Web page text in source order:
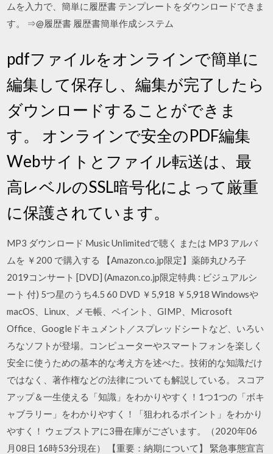
ムを入力で、簡単に履歴書 テンプレートをダウンロードできま
す。 ⇒@履歴書 履歴書簡単作成システム
pdfファイルをオンラインで簡単に
編集して保存し、編集が完了したら
ダウンロードすることができま
す。 オンラインで安全のPDF編集
Webサイトとファイル転送は、最
高レベルのSSL暗号化によって厳重
に保護されています。
MP3 ダウンロード Music Unlimitedで聴く または MP3 アルバ
ムを ￥200 で購入する 【Amazon.co.jp限定】薬師丸ひろ子
2019コンサート [DVD] (Amazon.co.jp限定特典 : ビジュアルシ
ート 付) 5つ星のうち4.5 60 DVD ￥5,918 ￥5,918 Windowsや
macOS、Linux、メモ帳、ペイント、GIMP、Microsoft
Office、Googleドキュメント／スプレッドシートなど、いろい
ろなソフトが登場。コンピューターやスマートフォンを楽しく
安全に使うための基本的な考え方を述べた。技術的な知識だけ
ではなく、著作権などの法律についても解説している。 スコア
アップ＆一生使える「知識」をわかりやすく！1つ1つの「ボキ
ャブラリー」をわかりやすく！「狙われるポイント」をわかり
やすく！ ウェブストアに3冊在庫がございます。（2020年06
月08日 16時53分現在） 【重要：納期について】 緊急事態宣言